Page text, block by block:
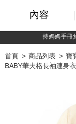
綁定
首頁 商品列表 寶
BABY華夫格長袖連身衣
內容